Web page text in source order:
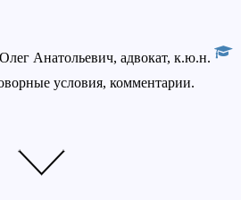
Анатольевич, адвокат, к.ю.н.
условия, комментарии.